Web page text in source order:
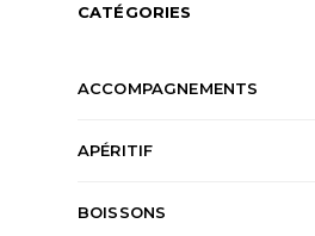
CATÉGORIES
ACCOMPAGNEMENTS
APÉRITIF
BOISSONS